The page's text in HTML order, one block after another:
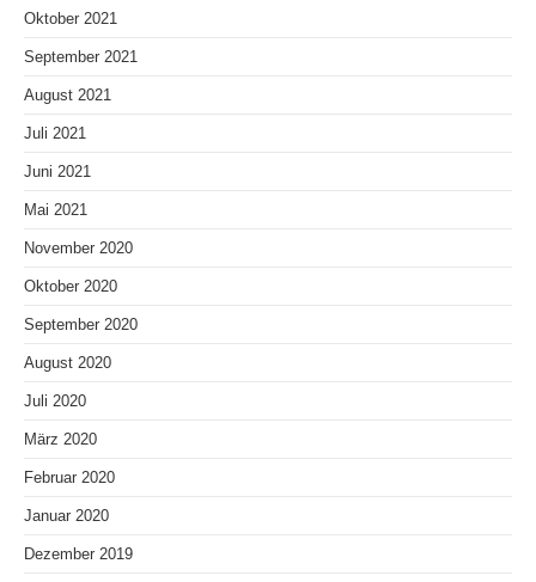
Oktober 2021
September 2021
August 2021
Juli 2021
Juni 2021
Mai 2021
November 2020
Oktober 2020
September 2020
August 2020
Juli 2020
März 2020
Februar 2020
Januar 2020
Dezember 2019